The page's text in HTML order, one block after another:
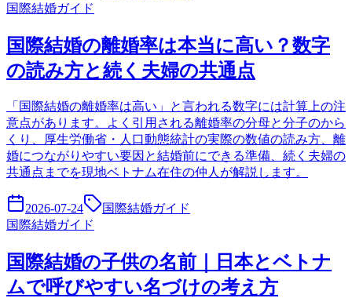
国際結婚ガイド
国際結婚の離婚率は本当に高い？数字
の読み方と続く夫婦の共通点
「国際結婚の離婚率は高い」と言われる数字には計算上の注
意点があります。よく引用される離婚率の分母と分子のから
くり、厚生労働省・人口動態統計の実際の数値の読み方、離
婚につながりやすい要因と結婚前にできる準備、続く夫婦の
共通点までを現地ベトナム在住の仲人が解説します。
2026-07-24
国際結婚ガイド
国際結婚ガイド
国際結婚の子供の名前｜日本とベトナ
ムで呼びやすい名づけの考え方